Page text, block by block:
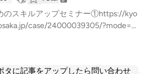
のスキルアップセミナー①https://kyo
case/24000039305/?mode=p
お気軽に！⇒⁠⁠⁠⁠⁠⁠⁠⁠⁠⁠⁠⁠⁠⁠⁠⁠⁠⁠⁠⁠⁠⁠⁠⁠⁠⁠⁠⁠⁠⁠⁠⁠⁠⁠⁠⁠⁠⁠⁠⁠⁠⁠⁠⁠⁠⁠⁠⁠⁠⁠⁠⁠⁠⁠⁠⁠⁠⁠⁠⁠⁠⁠⁠⁠⁠⁠⁠⁠⁠⁠⁠⁠⁠⁠⁠⁠⁠⁠⁠⁠⁠⁠⁠⁠⁠⁠⁠⁠⁠⁠⁠⁠⁠⁠⁠⁠⁠⁠⁠⁠⁠⁠⁠⁠⁠⁠⁠⁠⁠⁠⁠⁠⁠⁠⁠⁠⁠⁠⁠⁠⁠⁠⁠⁠⁠⁠⁠⁠⁠⁠⁠⁠⁠⁠⁠⁠⁠⁠⁠⁠⁠⁠⁠⁠⁠⁠⁠⁠⁠⁠⁠⁠⁠⁠⁠⁠⁠⁠⁠⁠⁠⁠⁠⁠⁠⁠⁠⁠⁠⁠⁠⁠⁠⁠⁠⁠⁠⁠⁠⁠⁠⁠⁠⁠⁠⁠⁠⁠⁠⁠⁠⁠⁠⁠⁠⁠⁠⁠⁠⁠⁠⁠⁠⁠⁠⁠⁠⁠⁠⁠⁠⁠⁠⁠⁠⁠⁠⁠⁠⁠⁠⁠⁠⁠⁠⁠⁠⁠⁠⁠⁠⁠⁠⁠⁠⁠⁠⁠⁠⁠⁠⁠⁠⁠⁠⁠⁠⁠⁠⁠⁠⁠⁠⁠⁠⁠⁠⁠⁠⁠⁠⁠⁠⁠⁠⁠⁠⁠⁠⁠⁠⁠⁠⁠⁠⁠⁠⁠⁠⁠⁠⁠⁠⁠⁠⁠⁠⁠⁠⁠⁠⁠⁠⁠⁠⁠⁠⁠⁠⁠⁠⁠⁠⁠⁠⁠⁠⁠⁠⁠⁠⁠⁠⁠⁠⁠⁠⁠⁠⁠⁠⁠⁠⁠⁠⁠⁠⁠⁠⁠⁠⁠⁠⁠⁠⁠⁠⁠⁠⁠⁠⁠⁠⁠⁠⁠⁠⁠⁠⁠⁠⁠⁠⁠⁠⁠⁠⁠⁠⁠⁠⁠⁠⁠⁠⁠⁠⁠⁠⁠⁠⁠⁠⁠⁠⁠⁠⁠⁠⁠⁠⁠⁠⁠⁠⁠⁠⁠⁠⁠⁠⁠⁠⁠⁠⁠⁠⁠⁠⁠⁠⁠⁠⁠⁠⁠⁠⁠⁠⁠⁠⁠⁠⁠⁠⁠⁠⁠⁠⁠⁠⁠⁠⁠⁠⁠⁠⁠⁠⁠⁠⁠⁠⁠⁠⁠⁠⁠⁠⁠⁠⁠⁠⁠⁠⁠⁠⁠⁠⁠⁠⁠⁠⁠⁠https://x.gd/7Hxbk⁠⁠⁠⁠⁠⁠⁠⁠⁠⁠⁠⁠⁠⁠⁠⁠⁠⁠⁠⁠⁠⁠⁠⁠⁠⁠⁠⁠⁠⁠⁠⁠⁠⁠⁠⁠⁠⁠⁠⁠⁠⁠⁠⁠⁠⁠⁠⁠⁠⁠⁠⁠⁠⁠⁠⁠⁠⁠⁠⁠⁠⁠⁠⁠⁠⁠⁠⁠⁠⁠⁠⁠⁠⁠⁠⁠